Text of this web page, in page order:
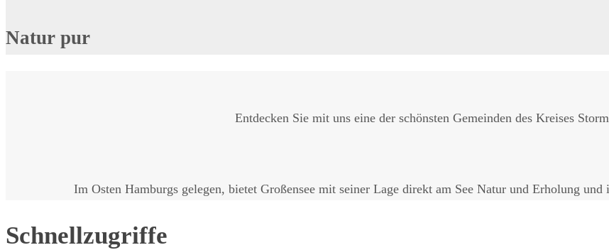
Natur pur
Entdecken Sie mit uns eine der schönsten Gemeinden des Kreises
Im Osten Hamburgs gelegen, bietet Großensee mit seiner Lage direkt am See Natur und Erholung
Schnellzugriffe